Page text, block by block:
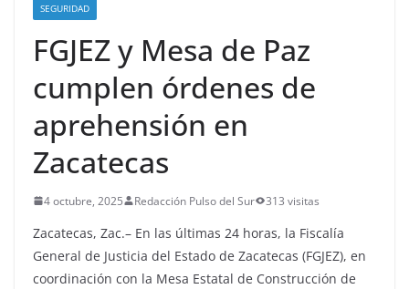
SEGURIDAD
FGJEZ y Mesa de Paz
cumplen órdenes de
aprehensión en
Zacatecas
4 octubre, 2025 Redacción Pulso del Sur 313 visitas
Zacatecas, Zac.– En las últimas 24 horas, la Fiscalía
General de Justicia del Estado de Zacatecas (FGJEZ), en
coordinación con la Mesa Estatal de Construcción de